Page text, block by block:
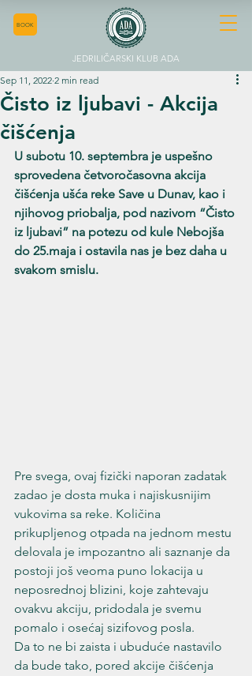
BOOK
JEDRILIČARSKI KLUB ADA
Čisto iz ljubavi - Akcija
čišćenja
Sep 11, 2022 2 min read
U subotu 10. septembra je uspešno
sprovedena četvoročasovna akcija
čišćenja ušća reke Save u Dunav, kao i
njihovog priobalja, pod nazivom “Čisto
iz ljubavi” na potezu od kule Nebojša
do 25.maja i ostavila nas je bez daha u
svakom smislu.
Pre svega, ovaj fizički naporan zadatak
zadao je dosta muka i najiskusnijim
vukovima sa reke. Količina
prikupljenog otpada na jednom mestu
delovala je impozantno ali saznanje da
postoji još veoma puno lokacija u
neposrednoj blizini, koje zahtevaju
ovakvu akciju, pridodala je svemu
pomalo i osećaj sizifovog posla.
Da to ne bi zaista i ubuduće nastavilo
da bude tako, pored akcije čišćenja